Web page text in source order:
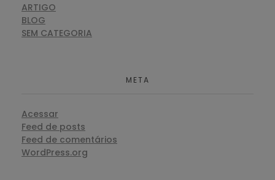
ARTIGO
BLOG
SEM CATEGORIA
META
Acessar
Feed de posts
Feed de comentários
WordPress.org